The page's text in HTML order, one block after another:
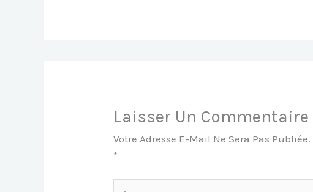
Laisser Un Commentaire
Votre Adresse E-Mail Ne Sera Pas Publiée.
*